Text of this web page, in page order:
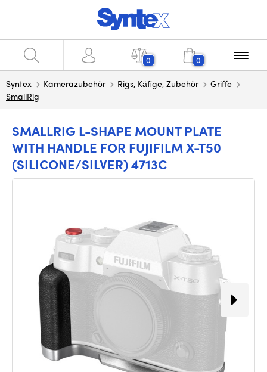
0 0
Syntex Kamerazubehör Rigs, Käfige, Zubehör
Griffe
SmallRig
SMALLRIG L-SHAPE MOUNT PLATE
WITH HANDLE FOR FUJIFILM X-T50
(SILICONE/SILVER) 4713C